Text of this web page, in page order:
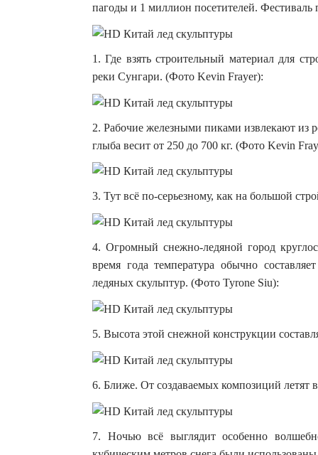
пагоды и 1 миллион посетителей. Фестиваль
1. Где взять строительный материал для
реки Сунгари. (Фото Kevin Frayer):
2. Рабочие железными пиками извлекают из
глыба весит от 250 до 700 кг. (Фото Kevin
3. Тут всё по-серьезному, как на большой
4. Огромный снежно-ледяной город
время года температура обычно
ледяных скульптур. (Фото Tyrone Siu):
5. Высота этой снежной конструкции
6. Ближе. От создаваемых композиций летят
7. Ночью всё выглядит особенно